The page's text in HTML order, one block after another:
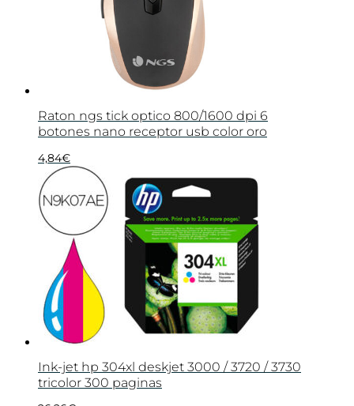
Raton ngs tick optico 800/1600 dpi 6
botones nano receptor usb color oro
4,84€
Ink-jet hp 304xl deskjet 3000 / 3720 / 3730
tricolor 300 paginas